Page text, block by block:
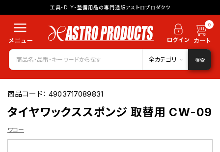
工具・DIY・整備用品の専門通販アストロプロダクツ
0
全カテゴリ 検索
商品コード：4903717089831
タイヤワックススポンジ 取替用 CW-09
ワコー